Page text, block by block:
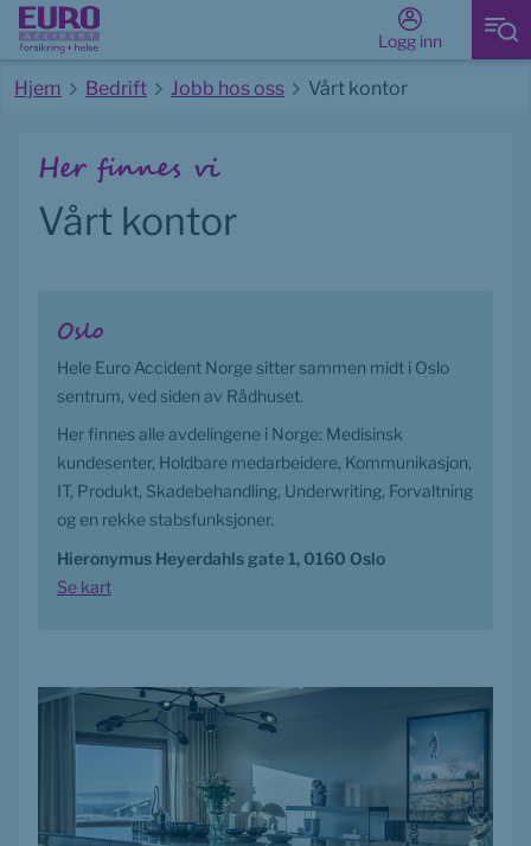
Logg inn
Hjem Bedrift Jobb hos oss
Vårt kontor
Her finnes vi
Vårt kontor
Oslo
Hele Euro Accident Norge sitter sammen midt i Oslo
sentrum, ved siden av Rådhuset.
Her finnes alle avdelingene i Norge: Medisinsk
kundesenter, Holdbare medarbeidere, Kommunikasjon,
IT, Produkt, Skadebehandling, Underwriting, Forvaltning
og en rekke stabsfunksjoner.
Hieronymus Heyerdahls gate 1, 0160 Oslo
Se kart